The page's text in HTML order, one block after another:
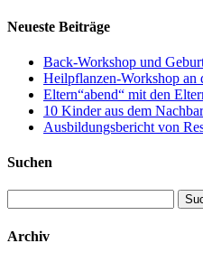
Neueste Beiträge
Back-Workshop und
Heilpflanzen-Workshop an
Eltern“abend“ mit den
10 Kinder aus dem
Ausbildungsbericht von
Suchen
nach:
Archiv